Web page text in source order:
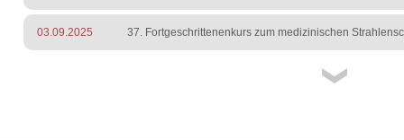
03.09.2025 37. Fortgeschrittenenkurs zum medizinischen